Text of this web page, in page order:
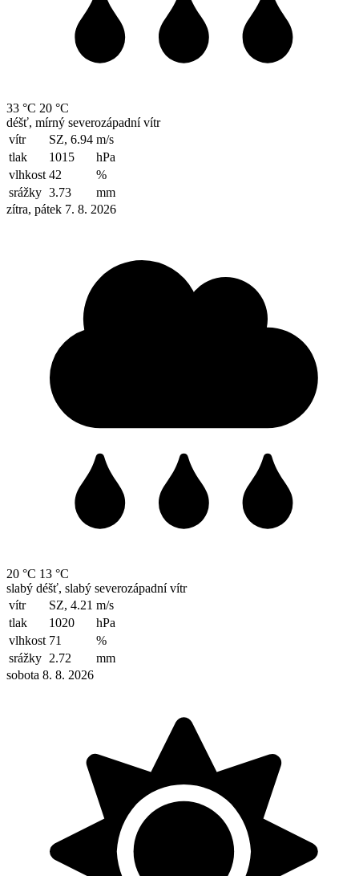
33 °C 20 °C
déšť, mírný severozápadní vítr
vítr
SZ, 6.94 m/s
tlak
1015
hPa
vlhkost 42
%
srážky 3.73
mm
zítra, pátek 7. 8. 2026
20 °C 13 °C
slabý déšť, slabý severozápadní vítr
vítr
SZ, 4.21 m/s
tlak
1020
hPa
vlhkost 71
%
srážky 2.72
mm
sobota 8. 8. 2026